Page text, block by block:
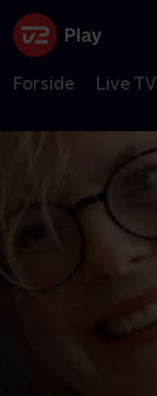
Forside Live TV